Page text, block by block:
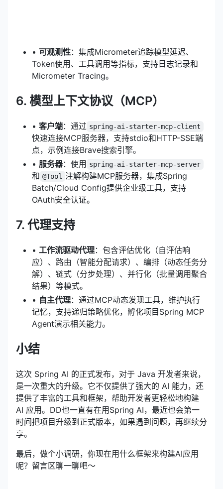
• 可观测性：集成Micrometer追踪模型延迟、
Token使用、工具调用等指标，支持日志记录和
Micrometer Tracing。
6. 模型上下文协议（MCP）
• 客户端：通过 spring-ai-starter-mcp-client
快速连接MCP服务器，支持stdio和HTTP-SSE端
点，示例连接Brave搜索引擎。
• 服务器：使用 spring-ai-starter-mcp-server
和 @Tool 注解构建MCP服务器，集成Spring
Batch/Cloud Config提供企业级工具，支持
OAuth安全认证。
7. 代理支持
• 工作流驱动代理：包含评估优化（自评估响
应）、路由（智能分配请求）、编排（动态任务分
解）、链式（分步处理）、并行化（批量调用聚合
结果）等模式。
• 自主代理：通过MCP动态发现工具，维护执行
记忆，支持递归策略优化，孵化项目Spring MCP
Agent演示相关能力。
小结
这次 Spring AI 的正式发布，对于 Java 开发者来说，
是一次重大的升级。它不仅提供了强大的 AI 能力，还
提供了丰富的工具和框架，帮助开发者更轻松地构建
AI 应用。DD也一直有在用Spring AI，最近也会第一
时间把项目升级到正式版本，如果遇到问题，再继续分
享。
最后，做个小调研，你现在用什么框架来构建AI应用
呢？留言区聊一聊吧～